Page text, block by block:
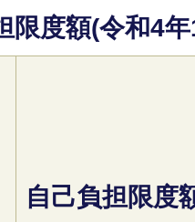
限度額(令和4
自己負担限度